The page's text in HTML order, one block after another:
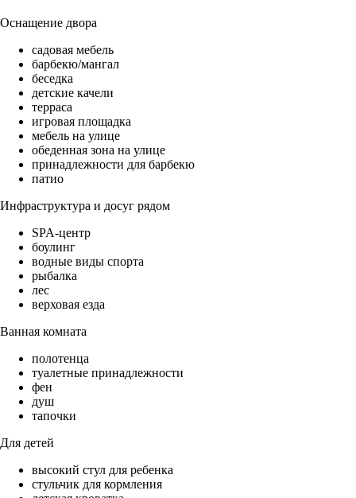
Оснащение двора
садовая мебель
барбекю/мангал
беседка
детские качели
терраса
игровая площадка
мебель на улице
обеденная зона на улице
принадлежности для барбекю
патио
Инфраструктура и досуг рядом
SPA-центр
боулинг
водные виды спорта
рыбалка
лес
верховая езда
Ванная комната
полотенца
туалетные принадлежности
фен
душ
тапочки
Для детей
высокий стул для ребенка
стульчик для кормления